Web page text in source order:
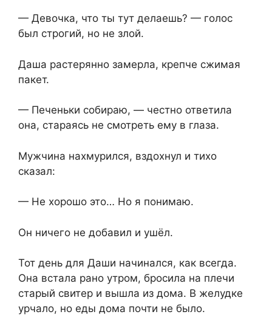
— Девочка, что ты тут делаешь? — голос
был строгий, но не злой.
Даша растерянно замерла, крепче сжимая
пакет.
— Печеньки собираю, — честно ответила
она,⁨ стараясь не смотреть ему в глаза.
Мужчина нахмурился,⁨ вздохнул и тихо
сказал:
— Не хорошо это… Но я понимаю.
Он ничего не добавил и ушёл.
Тот день для Даши начинался, как всегда.
Она встала рано утром, бросила на плечи
старый свитер и вышла из дома. В желудке
урчало, но еды дома почти не было.